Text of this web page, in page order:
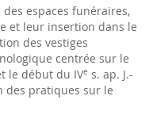
des espaces funéraires,
et leur insertion dans le
des vestiges
centrée sur le
le début du IVe s. ap. J.-
des pratiques sur le